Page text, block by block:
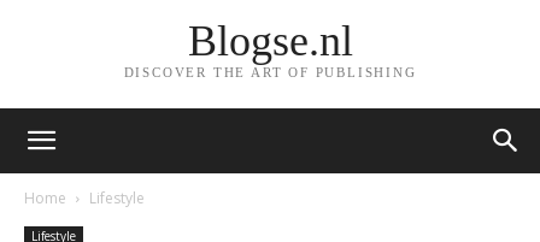
Blogse.nl
DISCOVER THE ART OF PUBLISHING
Home Lifestyle
Lifestyle